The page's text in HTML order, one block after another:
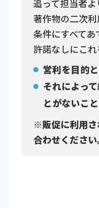
追って担当者よ
著作物の二次
条件にすべて
許諾なしにこれ
営利を目的
それによっ
とがないこと
※販促に利用さ
合わせください